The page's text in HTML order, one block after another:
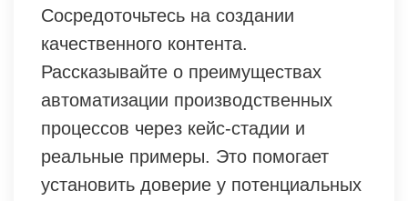
Сосредоточьтесь на создании
качественного контента.
Рассказывайте о преимуществах
автоматизации производственных
процессов через кейс-стадии и
реальные примеры. Это помогает
установить доверие у потенциальных